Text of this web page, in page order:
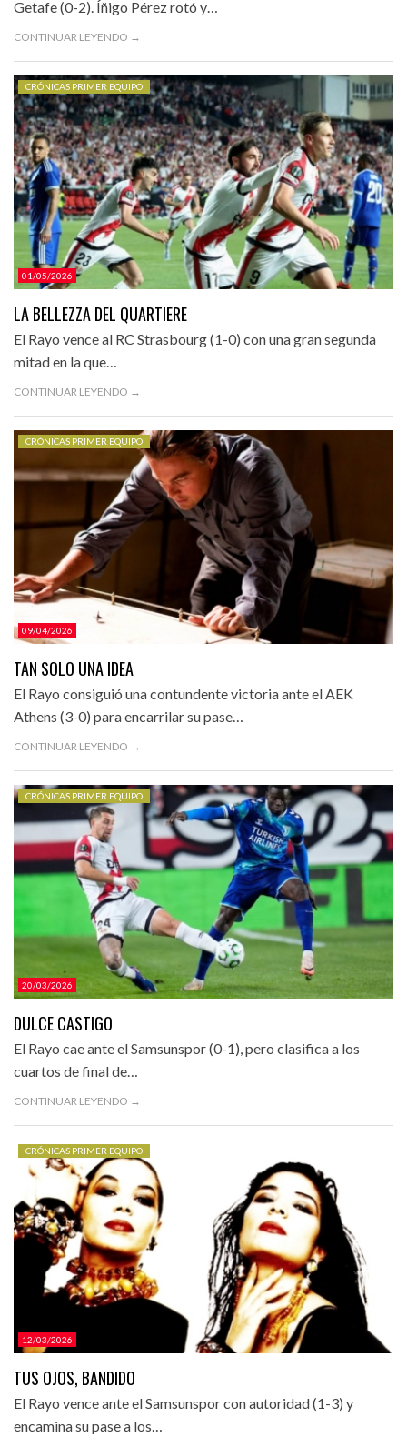
Getafe (0-2). Íñigo Pérez rotó y…
CONTINUAR LEYENDO →
01/05/2026
CRÓNICAS PRIMER EQUIPO
LA BELLEZZA DEL QUARTIERE
El Rayo vence al RC Strasbourg (1-0) con una gran segunda
mitad en la que…
CONTINUAR LEYENDO →
09/04/2026
CRÓNICAS PRIMER EQUIPO
TAN SOLO UNA IDEA
El Rayo consiguió una contundente victoria ante el AEK
Athens (3-0) para encarrilar su pase…
CONTINUAR LEYENDO →
20/03/2026
CRÓNICAS PRIMER EQUIPO
DULCE CASTIGO
El Rayo cae ante el Samsunspor (0-1), pero clasifica a los
cuartos de final de…
CONTINUAR LEYENDO →
12/03/2026
CRÓNICAS PRIMER EQUIPO
TUS OJOS, BANDIDO
El Rayo vence ante el Samsunspor con autoridad (1-3) y
encamina su pase a los…